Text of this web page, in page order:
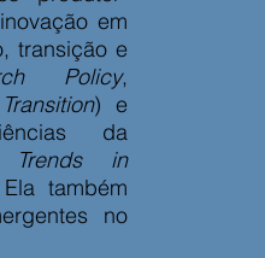
em
transição e
Policy,
) e
da
Trends in
também
no